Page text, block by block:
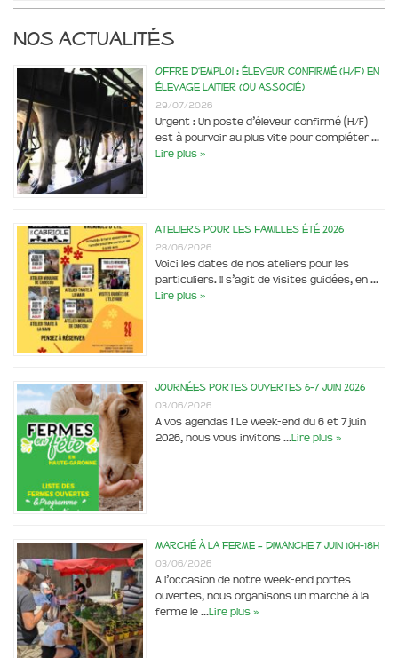
Nos actualités
Offre d’emploi : éleveur confirmé (H/F) en
élevage laitier (ou associé)
29/07/2026
Urgent : Un poste d’éleveur confirmé (H/F)
est à pourvoir au plus vite pour compléter …
Lire plus »
Ateliers pour les familles été 2026
28/06/2026
Voici les dates de nos ateliers pour les
particuliers. Il s’agit de visites guidées, en …
Lire plus »
Journées portes ouvertes 6-7 juin 2026
03/06/2026
A vos agendas ! Le week-end du 6 et 7 juin
2026, nous vous invitons …Lire plus »
Marché à la ferme – dimanche 7 juin 10h-18h
03/06/2026
A l’occasion de notre week-end portes
ouvertes, nous organisons un marché à la
ferme le …Lire plus »